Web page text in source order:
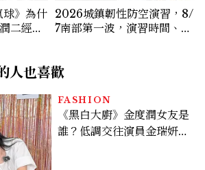
球》為什
二經典
2026城鎮韌性防空演習，8/
7南部第一波，演習時間、可
人也喜歡
FASHION
《黑白大廚》金度潤女友是
誰？低調交往演員金瑞妍、